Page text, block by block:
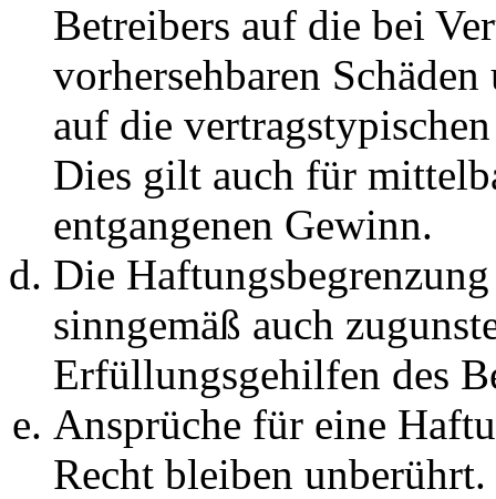
Betreibers auf die bei
vorhersehbaren
auf die
Dies gilt auch für
entgangenen Gewinn.
Die
sinngemäß auch
Erfüllungsgehilfen des
Ansprüche für eine
Recht bleiben unberührt.